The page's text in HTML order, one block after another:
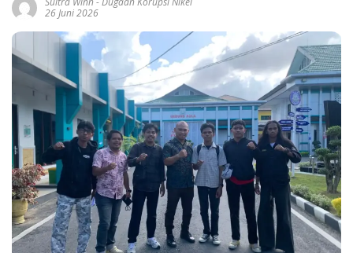
26 Juni 2026